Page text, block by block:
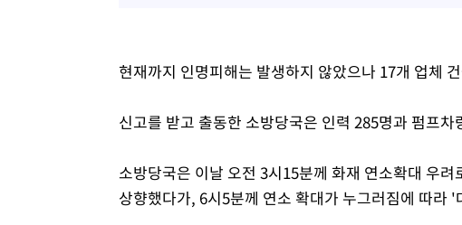
현재까지 인명피해는 발생하지 않았으나 17개 업체
신고를 받고 출동한 소방당국은 인력 285명과 펌프
소방당국은 이날 오전 3시15분께 화재 연소확대 우
상향했다가, 6시5분께 연소 확대가 누그러짐에 따라